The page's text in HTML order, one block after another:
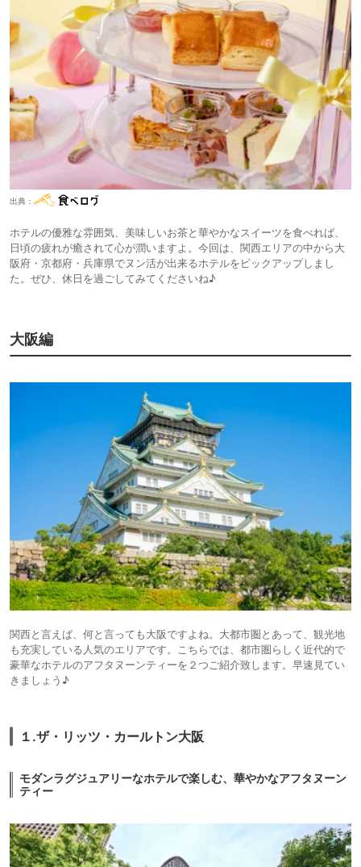
出典：
ホテルの優雅な雰囲気、美味しいお茶と華やかなスイーツを食べれば、
日頃の疲れが癒されて心が潤いますよ。今回は、関西エリアの中から大
阪府・京都府・兵庫県でヌン活が出来るホテルをピックアップしまし
た。ぜひ、休日を過ごしてみてくださいね♪
大阪編
関西と言えば、何と言っても大阪ですよね。大都市圏とあって、観光地
も充実している人気のエリアです。こちらでは、都市圏らしく近代的で
豪華なホテルのアフタヌーンティーを２つご紹介致します。早速見てい
きましょう♪
１.ザ・リッツ・カールトン大阪
モダンラグジュアリーなホテルで楽しむ、華やかなアフタヌーン
ティー